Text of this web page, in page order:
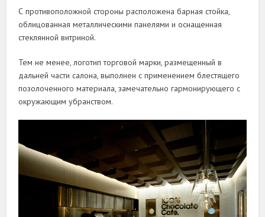
С противоположной стороны расположена барная стойка,
облицованная металлическими панелями и оснащенная
стеклянной витриной.
Тем не менее, логотип торговой марки, размещенный в
дальней части салона, выполнен с применением блестящего
позолоченного материала, замечательно гармонирующего с
окружающим убранством.